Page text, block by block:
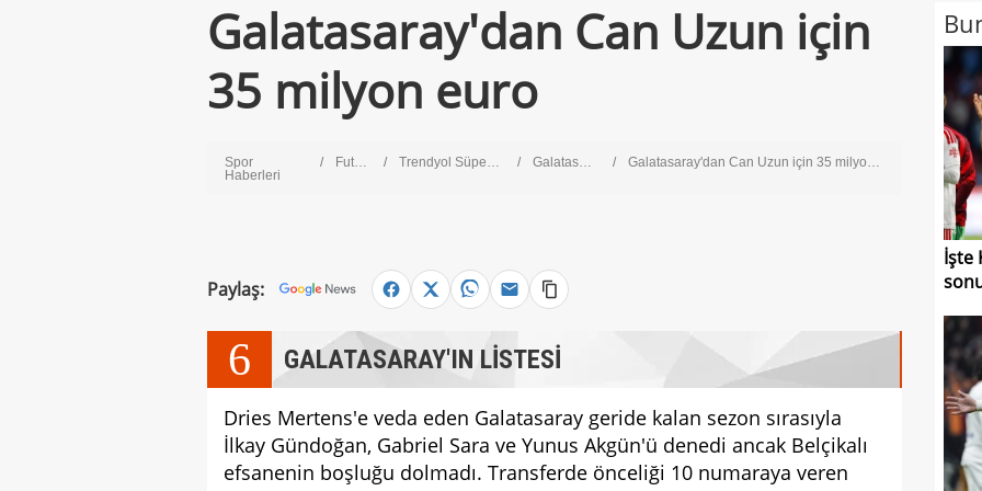
Galatasaray'dan Can Uzun için
35 milyon euro
Spor
Haberleri
Futbol Trendyol Süper Lig Galatasaray Galatasaray'dan Can Uzun için 35 milyon euro
Paylaş:
6 GALATASARAY'IN LİSTESİ
Dries Mertens'e veda eden Galatasaray geride kalan sezon sırasıyla
İlkay Gündoğan, Gabriel Sara ve Yunus Akgün'ü denedi ancak Belçikalı
efsanenin boşluğu dolmadı. Transferde önceliği 10 numaraya veren
İşte